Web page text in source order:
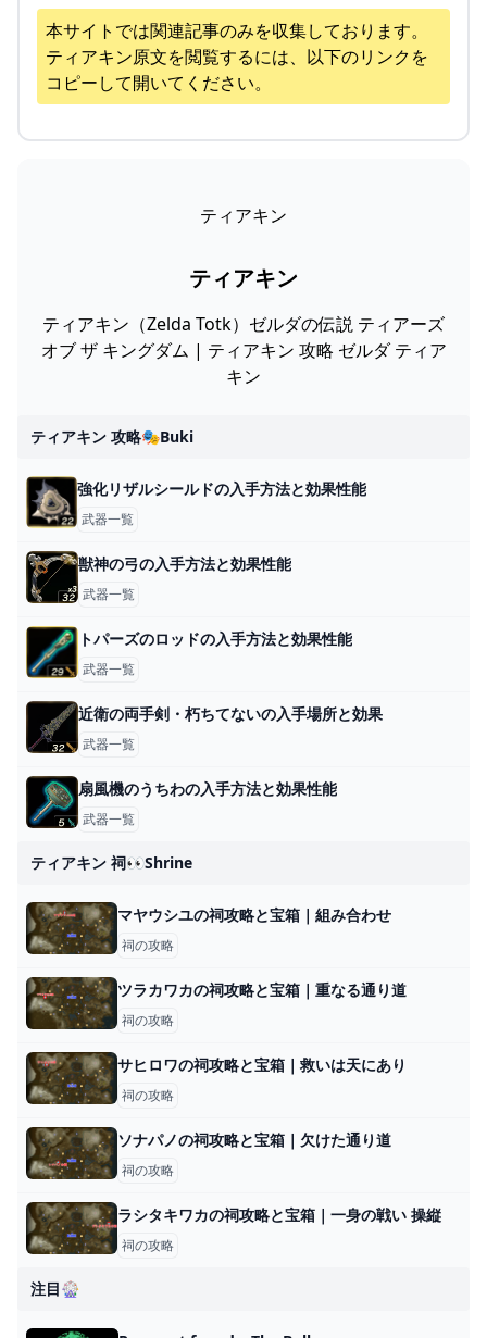
本サイトでは関連記事のみを収集しております。
ティアキン原文を閲覧するには、以下のリンクを
コピーして開いてください。
ティアキン
ティアキン
ティアキン（Zelda Totk）ゼルダの伝説 ティアーズ
オブ ザ キングダム | ティアキン 攻略 ゼルダ ティア
キン
ティアキン 攻略🎭buki
強化リザルシールドの入手方法と効果性能
武器一覧
獣神の弓の入手方法と効果性能
武器一覧
トパーズのロッドの入手方法と効果性能
武器一覧
近衛の両手剣・朽ちてないの入手場所と効果
武器一覧
扇風機のうちわの入手方法と効果性能
武器一覧
ティアキン 祠👀shrine
マヤウシユの祠攻略と宝箱｜組み合わせ
祠の攻略
ツラカワカの祠攻略と宝箱｜重なる通り道
祠の攻略
サヒロワの祠攻略と宝箱｜救いは天にあり
祠の攻略
ソナパノの祠攻略と宝箱｜欠けた通り道
祠の攻略
ラシタキワカの祠攻略と宝箱｜一身の戦い 操縦
祠の攻略
注目🎡